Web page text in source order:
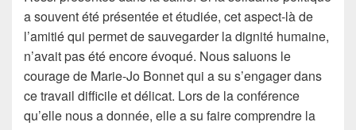
a souvent été présentée et étudiée, cet aspect-là de
l’amitié qui permet de sauvegarder la dignité humaine,
n’avait pas été encore évoqué. Nous saluons le
courage de Marie-Jo Bonnet qui a su s’engager dans
ce travail difficile et délicat. Lors de la conférence
qu’elle nous a donnée, elle a su faire comprendre la